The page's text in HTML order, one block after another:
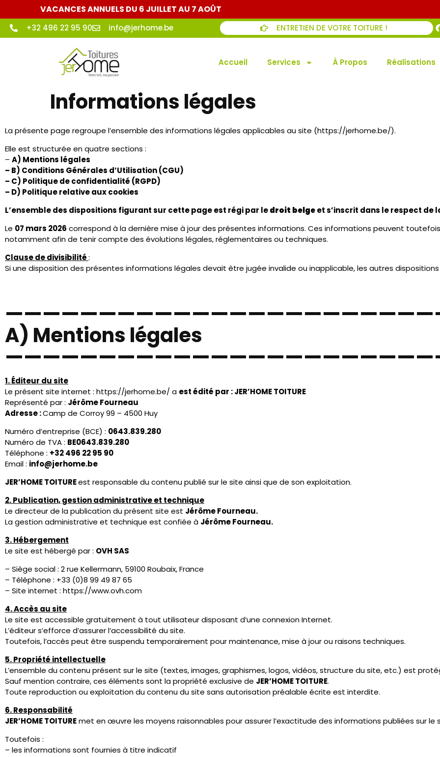
Représenté par :Jérôme Fourneau
Adresse :Camp de Corroy 99 – 4500 Huy
Numéro d’entreprise (BCE) :0643.839.280
BE0643.839.280
+32 496 22 95 90
info@jerhome.be
2. Publication, gestion administrative et technique
Jérôme Fourneau.
La gestion administrative et technique est confiée àJérôme Fourneau.
3. Hébergement
Le site est hébergé par :
– Siège social : 2 rue Kellermann, 59100 Roubaix, France
– Téléphone : +33 (0)8 99 49 87 65
– Site internet : https://www.ovh.com
4. Accès au site
Le site est accessible gratuitement à tout utilisateur disposant d’une connexion Internet.
L’éditeur s’efforce d’assurer l’accessibilité du site.
5. Propriété intellectuelle
6. Responsabilité
JER’HOME TOITURE met en œuvre les moyens raisonnables pour assurer l’exactitude des informations publiées sur le
Toutefois :
– les informations sont fournies à titre indicatif
– aucune garantie d’exactitude ou d’exhaustivité n’est donnée
L’utilisateur reconnaît utiliser le site sous sa seule responsabilité.
JER’HOME TOITUREne pourra être tenu responsable :
– d’éventuelles erreurs ou omissions
– d’une interruption du site
– de dommages indirects liés à l’utilisation du site
– de problèmes liés au réseau Internet.
JER’HOME TOITUREse réserve le droit de modifier ou de mettre à jour le contenu du site à tout moment et sans
7. Liens hypertextes
Le site peut contenir des liens vers des sites externes.
JER’HOME TOITUREn’exerce aucun contrôle sur ces sites et décline toute responsabilité concernant leur contenu ou
B) Conditions Générales d’Utilisation (CGU)
Les présentes conditions définissent les modalités d’utilisation du site : https://jerhome.be/
Toute navigation sur le site implique l’acceptation des présentes conditions.
2. Accès au site
L’éditeur se réserve le droit de suspendre ou limiter l’accès au site pour maintenance ou mise à jour.
3. Utilisation du site
L’utilisateur s’engage à utiliser le site conformément à la législation en vigueur.
Il est notamment interdit :
– d’utiliser le site à des fins frauduleuses
– d’introduire des logiciels malveillants
– d’accéder aux systèmes informatiques sans autorisation.